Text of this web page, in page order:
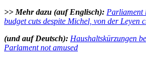
>> Mehr dazu (auf Englisch): Parliament
budget cuts despite Michel, von der Leyen
(und auf Deutsch): Haushaltskürzungen
Parlament not amused